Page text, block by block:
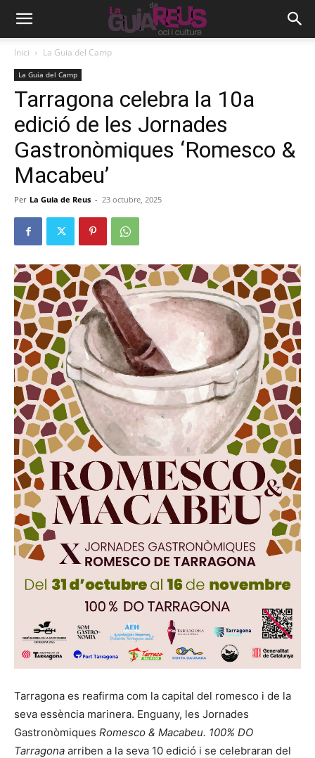
Inici La Guia del Camp
La Guia del Camp
Tarragona celebra la 10a
edició de les Jornades
Gastronòmiques ‘Romesco &
Macabeu’
Per La Guia de Reus - 23 octubre, 2025
Tarragona es reafirma com la capital del romesco i de la
seva essència marinera. Enguany, les Jornades
Gastronòmiques Romesco & Macabeu. 100% DO
Tarragona arriben a la seva 10 edició i se celebraran del